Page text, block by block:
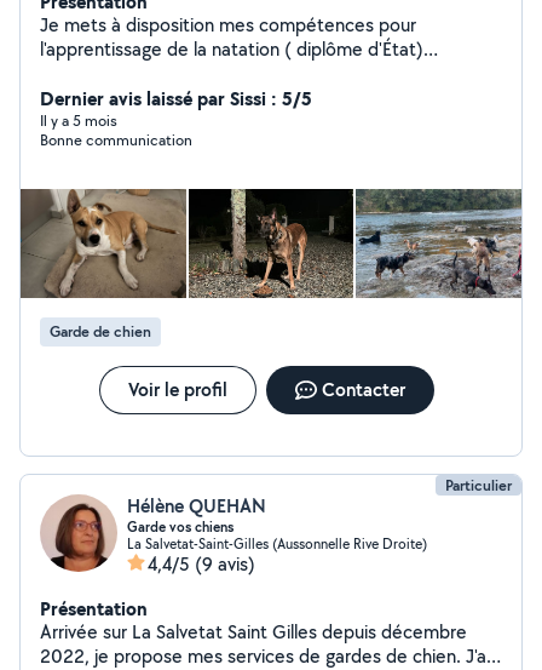
Je mets à disposition mes compétences pour
l'apprentissage de la natation ( diplôme d'État)
par la Société Centrale Canine) Très professionnel avec
une grande expertise dans les 2 domaines de
compétences. N'hésitez pas à me demander.
Dernier avis laissé par Sissi : 5/5
Il y a 5 mois
Bonne communication
Garde de chien
Voir le profil Contacter
Particulier
Hélène QUEHAN
Garde vos chiens
La Salvetat-Saint-Gilles (Aussonnelle Rive Droite)
4,4/5 (9 avis)
Présentation
Arrivée sur La Salvetat Saint Gilles depuis décembre
2022, je propose mes services de gardes de chien. J'ai